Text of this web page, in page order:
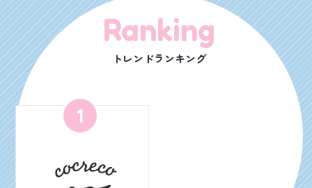
Ranking
トレンドランキング
1